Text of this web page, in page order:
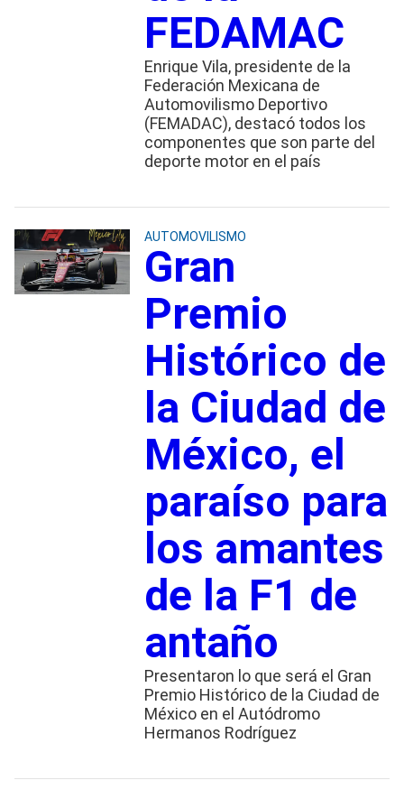
FEDAMAC
Enrique Vila, presidente de la
Federación Mexicana de
Automovilismo Deportivo
(FEMADAC), destacó todos los
componentes que son parte del
deporte motor en el país
AUTOMOVILISMO
Gran
Premio
Histórico de
la Ciudad de
México, el
paraíso para
los amantes
de la F1 de
antaño
Presentaron lo que será el Gran
Premio Histórico de la Ciudad de
México en el Autódromo
Hermanos Rodríguez